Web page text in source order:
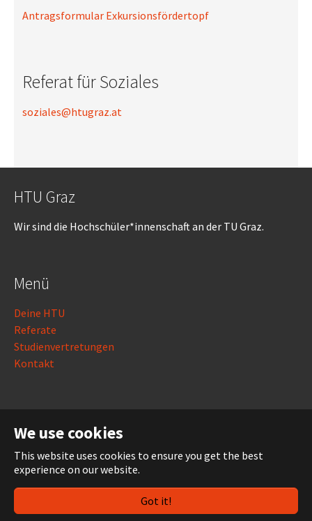
We use cookies
This website uses cookies to ensure you get the best
experience on our website.
Got it!
Antragsformular Exkursionsfördertopf
Referat für Soziales
soziales@htugraz.at
HTU Graz
Wir sind die Hochschüler*innenschaft an der TU Graz.
Menü
Deine HTU
Referate
Studienvertretungen
Kontakt
Impressum
Datenschutz